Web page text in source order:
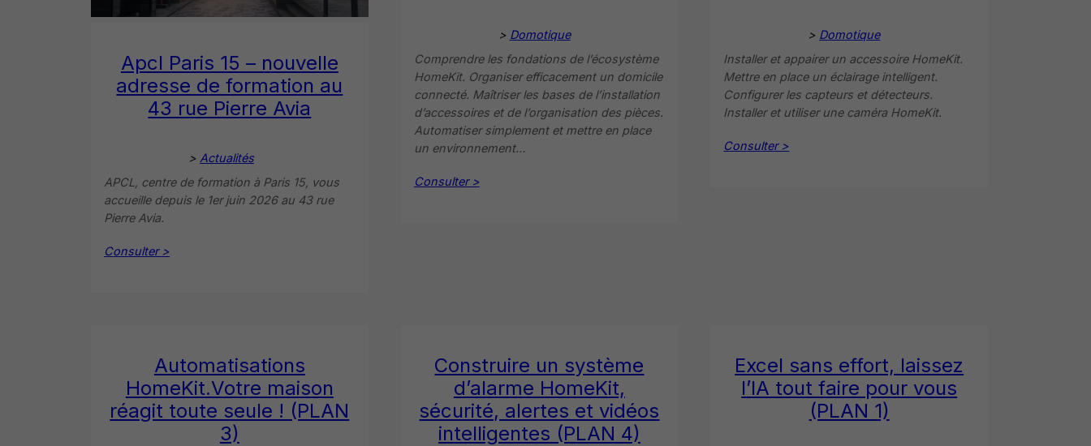
Apcl Paris 15 – nouvelle
adresse de formation au
43 rue Pierre Avia
> Actualités
APCL, centre de formation à Paris 15, vous
accueille depuis le 1er juin 2026 au 43 rue
Pierre Avia.
Consulter >
> Domotique
Comprendre les fondations de l’écosystème
HomeKit. Organiser efficacement un domicile
connecté. Maîtriser les bases de l’installation
d’accessoires et de l’organisation des pièces.
Automatiser simplement et mettre en place
un environnement…
Consulter >
> Domotique
Installer et appairer un accessoire HomeKit.
Mettre en place un éclairage intelligent.
Configurer les capteurs et détecteurs.
Installer et utiliser une caméra HomeKit.
Consulter >
Automatisations
HomeKit.Votre maison
réagit toute seule ! (PLAN
3)
Construire un système
d’alarme HomeKit,
sécurité, alertes et vidéos
intelligentes (PLAN 4)
Excel sans effort, laissez
l’IA tout faire pour vous
(PLAN 1)